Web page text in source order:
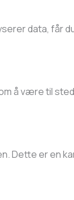
data,
å være til
Dette er en